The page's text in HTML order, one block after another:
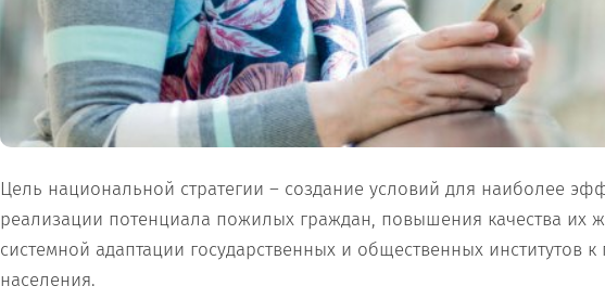
Цель национальной стратегии – создание условий для наиболее
реализации потенциала пожилых граждан, повышения качества их
системной адаптации государственных и общественных институтов
населения.